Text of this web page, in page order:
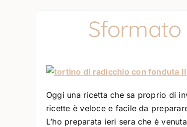
Oggi una ricetta che sa proprio di
ricette è veloce e facile da
L’ho preparata ieri sera che è